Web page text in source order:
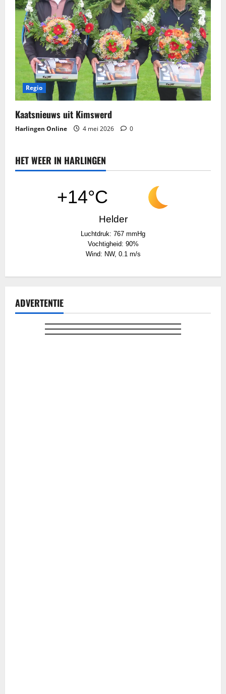
Regio
Kaatsnieuws​ uit Kimswerd
Harlingen Online 4 mei 2026 0
HET WEER IN HARLINGEN
+14°C
Helder
Luchtdruk: 767 mmHg
Vochtigheid: 90%
Wind: NW, 0.1 m/s
ADVERTENTIE